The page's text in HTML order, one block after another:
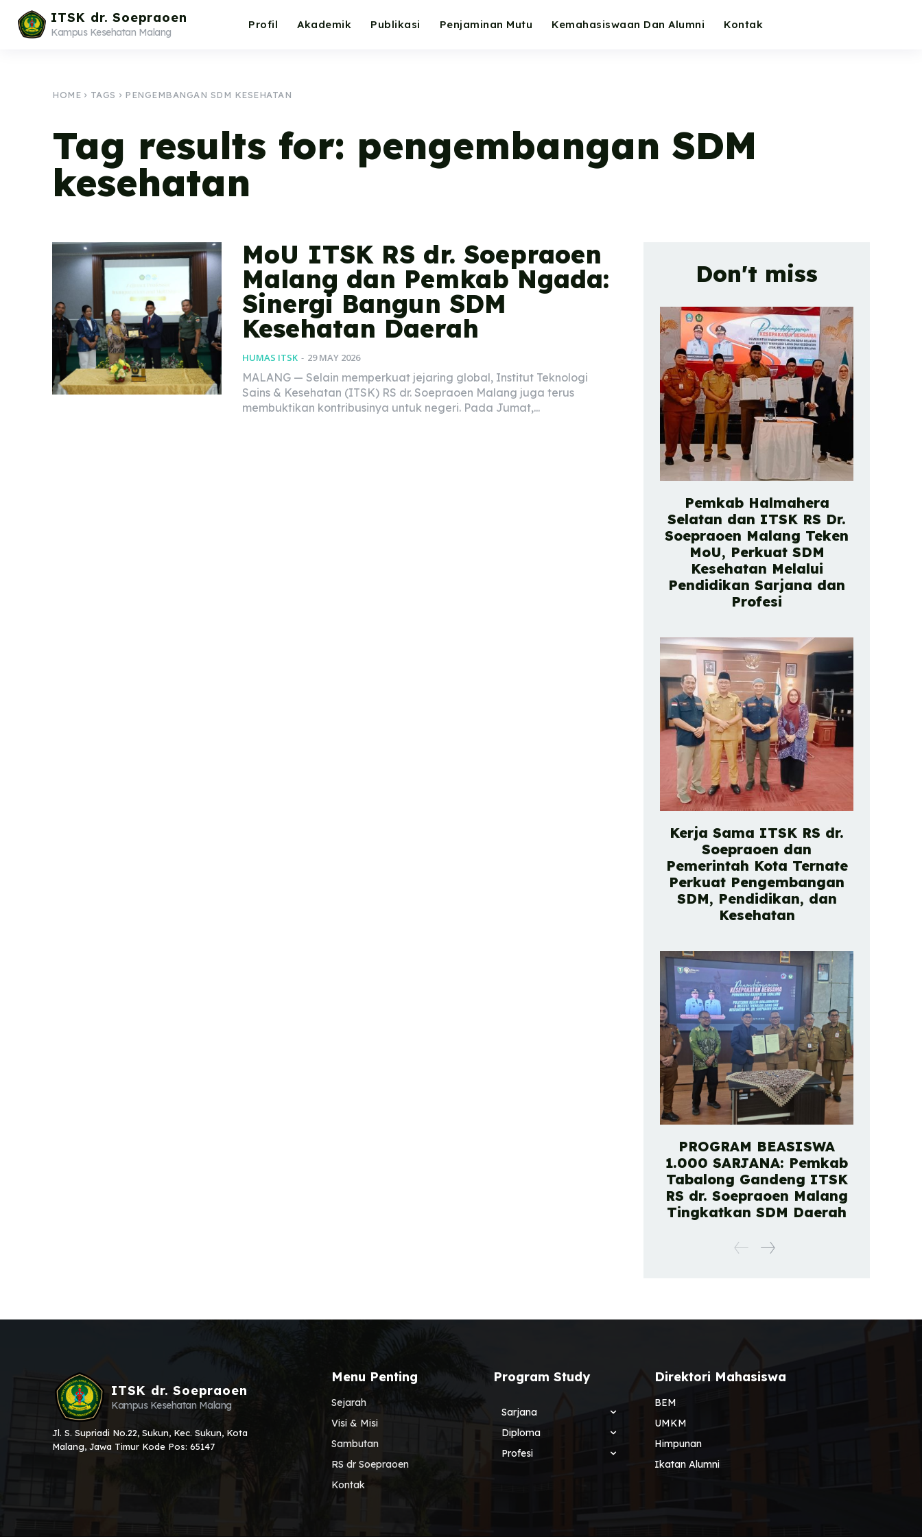
ITSK dr. Soepraoen
Kampus Kesehatan Malang
Profil Akademik Publikasi Penjaminan Mutu Kemahasiswaan Dan Alumni Kontak
HOME TAGS PENGEMBANGAN SDM KESEHATAN
Tag results for: pengembangan SDM
kesehatan
MoU ITSK RS dr. Soepraoen
Malang dan Pemkab Ngada:
Sinergi Bangun SDM
Kesehatan Daerah
HUMAS ITSK - 29 MAY 2026
MALANG — Selain memperkuat jejaring global, Institut Teknologi
Sains & Kesehatan (ITSK) RS dr. Soepraoen Malang juga terus
membuktikan kontribusinya untuk negeri. Pada Jumat,...
Don't miss
Pemkab Halmahera
Selatan dan ITSK RS Dr.
Soepraoen Malang Teken
MoU, Perkuat SDM
Kesehatan Melalui
Pendidikan Sarjana dan
Profesi
Kerja Sama ITSK RS dr.
Soepraoen dan
Pemerintah Kota Ternate
Perkuat Pengembangan
SDM, Pendidikan, dan
Kesehatan
PROGRAM BEASISWA
1.000 SARJANA: Pemkab
Tabalong Gandeng ITSK
RS dr. Soepraoen Malang
Tingkatkan SDM Daerah
ITSK dr. Soepraoen
Kampus Kesehatan Malang
Jl. S. Supriadi No.22, Sukun, Kec. Sukun, Kota
Malang, Jawa Timur Kode Pos: 65147
Menu Penting
Sejarah
Visi & Misi
Sambutan
RS dr Soepraoen
Kontak
Program Study
Sarjana
Diploma
Profesi
Direktori Mahasiswa
BEM
UMKM
Himpunan
Ikatan Alumni